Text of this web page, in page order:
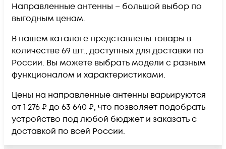
Направленные антенны – большой выбор по
выгодным ценам.
В нашем каталоге представлены товары в
количестве 69 шт., доступных для доставки по
России. Вы можете выбрать модели с разным
функционалом и характеристиками.
Цены на направленные антенны варьируются
от 1 276 ₽ до 63 640 ₽, что позволяет подобрать
устройство под любой бюджет и заказать с
доставкой по всей России.